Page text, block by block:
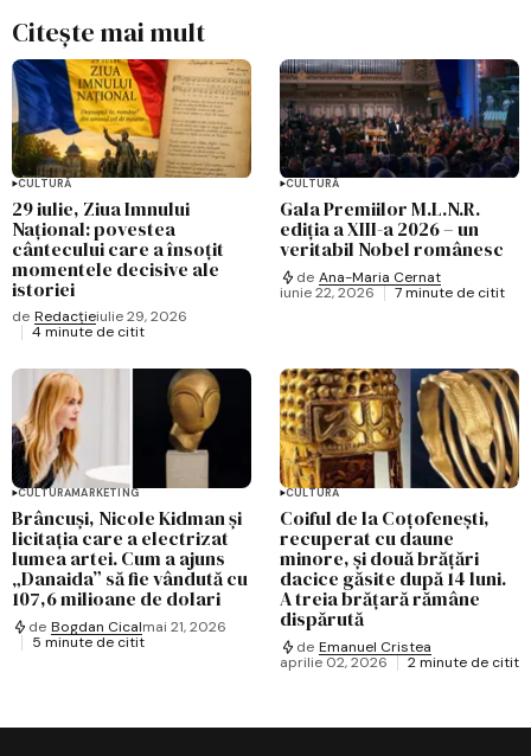
Citește mai mult
CULTURĂ
29 iulie, Ziua Imnului
Național: povestea
cântecului care a însoțit
momentele decisive ale
istoriei
de Redacțieiulie 29, 2026
4 minute de citit
CULTURĂ
Gala Premiilor M.L.N.R.
ediția a XIII-a 2026 – un
veritabil Nobel românesc
de Ana-Maria Cernat
iunie 22, 2026
7 minute de citit
CULTURĂMARKETING
Brâncuși, Nicole Kidman și
licitația care a electrizat
lumea artei. Cum a ajuns
„Danaida” să fie vândută cu
107,6 milioane de dolari
de Bogdan Cicalmai 21, 2026
5 minute de citit
CULTURĂ
Coiful de la Coțofenești,
recuperat cu daune
minore, și două brățări
dacice găsite după 14 luni.
A treia brățară rămâne
dispărută
de Emanuel Cristea
aprilie 02, 2026
2 minute de citit